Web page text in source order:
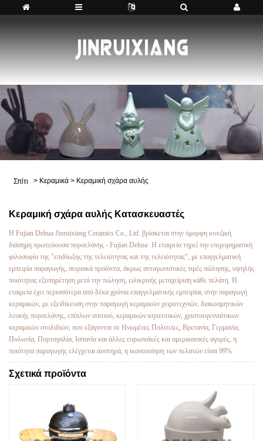
Σπίτι > Κεραμικά > Κεραμική σχάρα αυλής
Κεραμική σχάρα αυλής Κατασκευαστές
Η Fujian Dehua Jinruixiang Ceramics Co., Ltd. βρίσκεται στην όμορφη κινεζική
διάσημη πρωτεύουσα πορσελάνης - Fujian Dehua· Η εταιρεία τηρεί την επιχειρηματική
φιλοσοφία της "επιδίωξης της τελειότητας και της τελειότητας", με επαγγελματική
εμπειρία παραγωγής, σειριακά προϊόντα, άκρως ανταγωνιστικές τιμές πώλησης, υψηλής
ποιότητας εξυπηρέτηση μετά την πώληση, ειλικρινής μεταχείριση κάθε πελάτη. Η
εταιρεία έχει περισσότερα από δέκα χρόνια επαγγελματικής εμπειρίας στην παραγωγή
κεραμικών, με εξειδίκευση στην παραγωγή κεραμικών χειροτεχνιών, διακοσμητικών
λευκής πορσελάνης, επίπλων σπιτιού, κεραμικών κηπευτικών, χριστουγεννιάτικων
κεραμικών στολιδιών, που εξάγονται σε Ηνωμένες Πολιτείες, Βρετανία, Γερμανία,
Πολωνία, Πορτογαλία, Ισπανία και άλλες ευρωπαϊκές και αμερικανικές αγορές, η
ποιότητα παραγωγής ελέγχεται αυστηρά, η ικανοποίηση των πελατών είναι 99%
Σχετικά προϊόντα